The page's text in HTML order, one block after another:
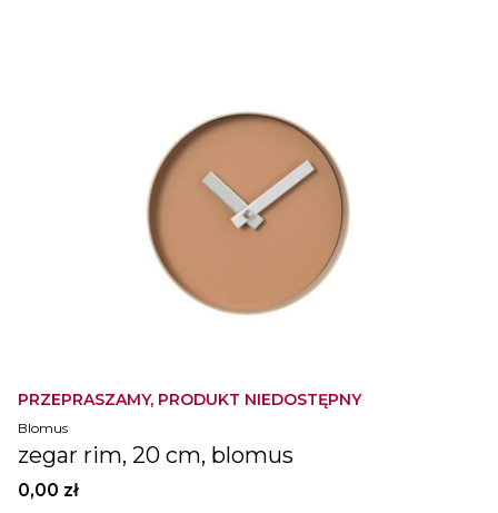
PRZEPRASZAMY, PRODUKT NIEDOSTĘPNY
Blomus
zegar rim, 20 cm, blomus
0,00 zł